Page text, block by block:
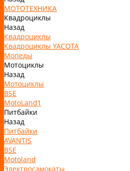
МОТОТЕХНИКА
Квадроциклы
Назад
Квадроциклы
Квадроциклы YACOTA
Мопеды
Мотоциклы
Назад
Мотоциклы
BSE
MotoLand1
Питбайки
Назад
Питбайки
AVANTIS
BSE
Motoland
Электросамокаты